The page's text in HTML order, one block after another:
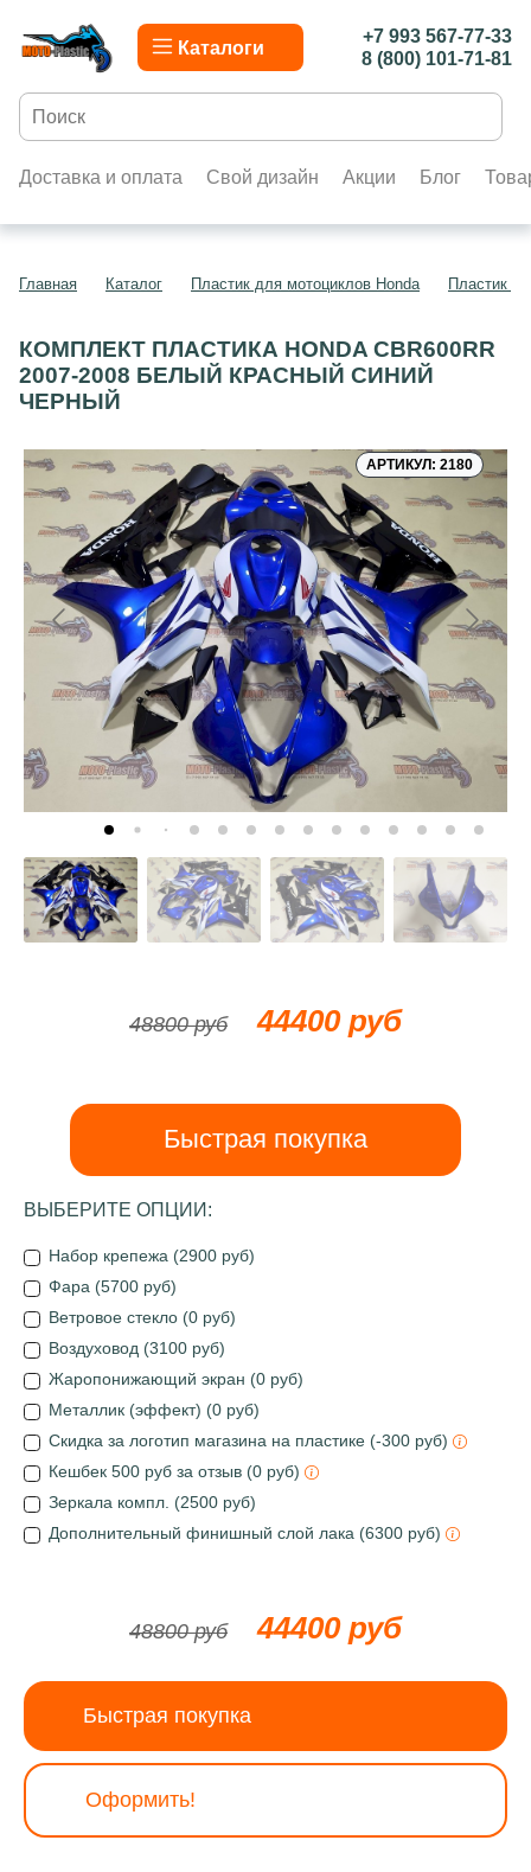
Каталоги
+7 993 567-77-33
8 (800) 101-71-81
Доставка и оплата Свой дизайн Акции Блог
Главная Каталог Пластик для мотоциклов Honda Пластик
КОМПЛЕКТ ПЛАСТИКА HONDA CBR600RR
2007-2008 БЕЛЫЙ КРАСНЫЙ СИНИЙ
ЧЕРНЫЙ
АРТИКУЛ: 2180
48800 руб 44400 руб
Быстрая покупка
ВЫБЕРИТЕ ОПЦИИ:
Набор крепежа (2900 руб)
Фара (5700 руб)
Ветровое стекло (0 руб)
Воздуховод (3100 руб)
Жаропонижающий экран (0 руб)
Металлик (эффект) (0 руб)
Скидка за логотип магазина на пластике (-300 руб)
Кешбек 500 руб за отзыв (0 руб)
Зеркала компл. (2500 руб)
Дополнительный финишный слой лака (6300 руб)
48800 руб 44400 руб
Быстрая покупка
Оформить!